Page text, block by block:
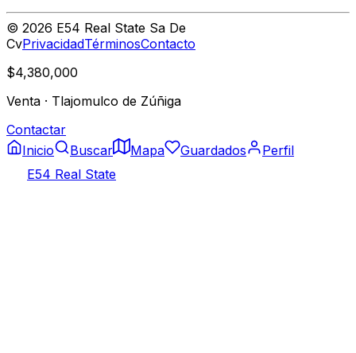
© 2026 E54 Real State Sa De
CvPrivacidadTérminosContacto
$4,380,000
Venta · Tlajomulco de Zúñiga
Contactar
Inicio
Buscar Mapa Guardados
Perfil
E54 Real State